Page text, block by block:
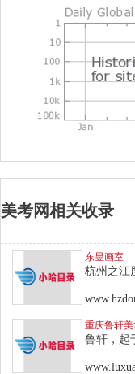
美考网相关收录
东昱画室
杭州之江
重庆鲁轩
鲁轩，起